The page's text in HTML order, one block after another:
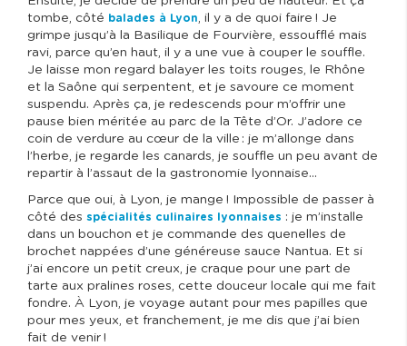
tombe, côté balades à Lyon, il y a de quoi faire ! Je
grimpe jusqu’à la Basilique de Fourvière, essoufflé mais
ravi, parce qu’en haut, il y a une vue à couper le souffle.
Je laisse mon regard balayer les toits rouges, le Rhône
et la Saône qui serpentent, et je savoure ce moment
suspendu. Après ça, je redescends pour m’offrir une
pause bien méritée au parc de la Tête d’Or. J’adore ce
coin de verdure au cœur de la ville : je m’allonge dans
l’herbe, je regarde les canards, je souffle un peu avant de
repartir à l’assaut de la gastronomie lyonnaise…
Parce que oui, à Lyon, je mange ! Impossible de passer à
côté des spécialités culinaires lyonnaises : je m’installe
dans un bouchon et je commande des quenelles de
brochet nappées d’une généreuse sauce Nantua. Et si
j’ai encore un petit creux, je craque pour une part de
tarte aux pralines roses, cette douceur locale qui me fait
fondre. À Lyon, je voyage autant pour mes papilles que
pour mes yeux, et franchement, je me dis que j’ai bien
fait de venir !